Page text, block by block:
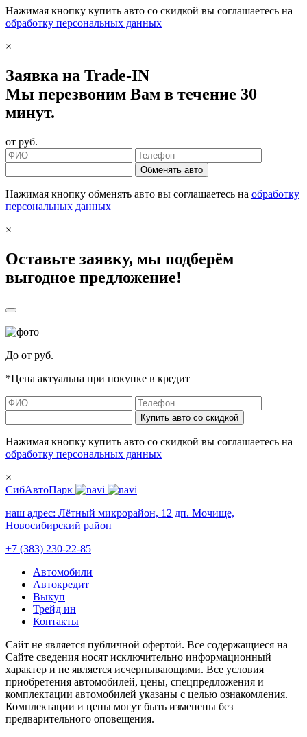
Нажимая кнопку купить авто со скидкой вы соглашаетесь на
обработку персональных данных
×
Заявка на Trade-IN
Мы перезвоним Вам в течение 30
минут.
от руб.
Обменять авто
Нажимая кнопку обменять авто вы соглашаетесь на обработку
персональных данных
×
Оставьте заявку, мы подберём
выгодное предложение!
До от руб.
*Цена актуальна при покупке в кредит
Купить авто со скидкой
Нажимая кнопку купить авто со скидкой вы соглашаетесь на
обработку персональных данных
×
СибАвтоПарк
наш адрес: Лётный микрорайон, 12 дп. Мочище,
Новосибирский район
+7 (383) 230-22-85
Автомобили
Автокредит
Выкуп
Трейд ин
Контакты
Cайт не является публичной офертой. Все содержащиеся на
Сайте сведения носят исключительно информационный
характер и не является исчерпывающими. Все условия
приобретения автомобилей, цены, спецпредложения и
комплектации автомобилей указаны с целью ознакомления.
Комплектации и цены могут быть изменены без
предварительного оповещения.